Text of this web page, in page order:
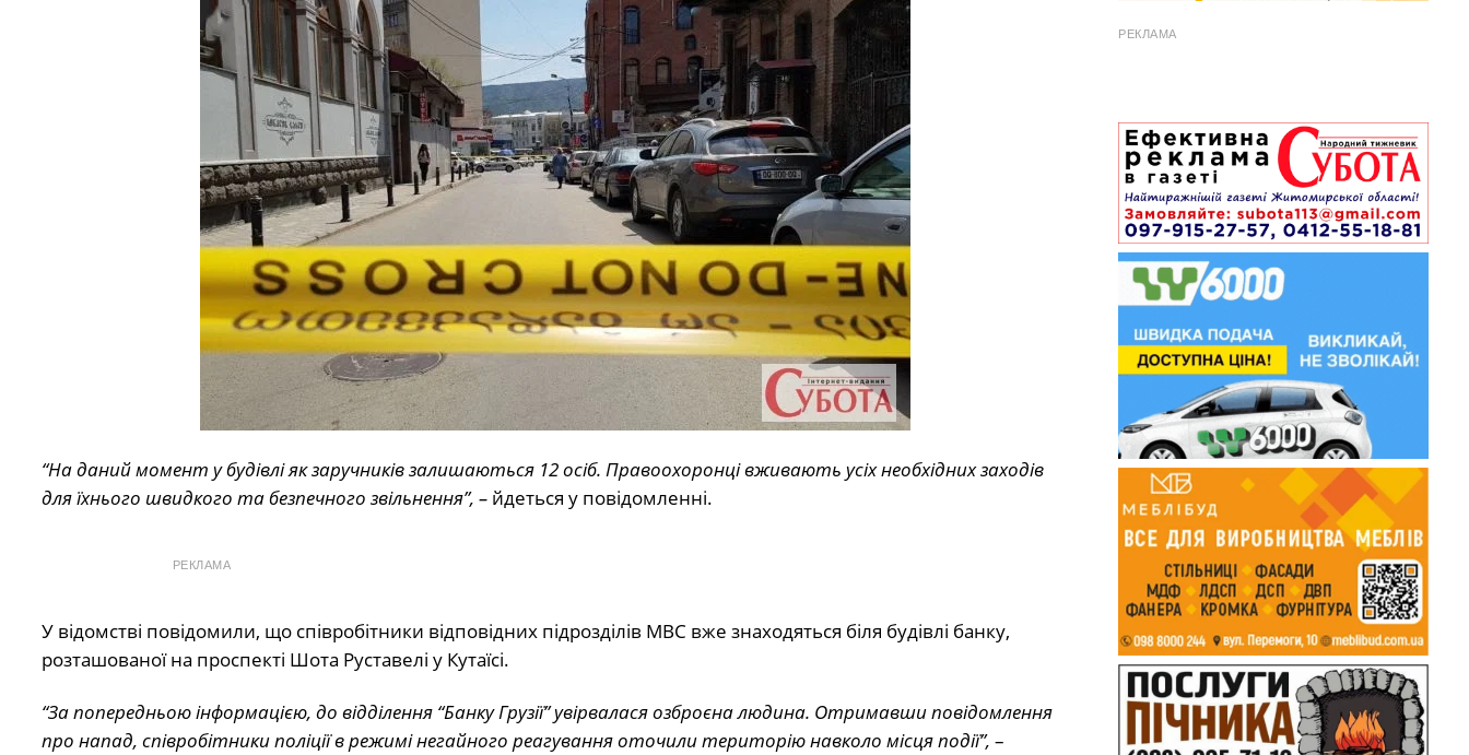
“На даний момент у будівлі як заручників залишаються 12 осіб. Правоохоронці вживають усіх необхідних заходів
для їхнього швидкого та безпечного звільнення”, –йдеться у повідомленні.
РЕКЛАМА
У відомстві повідомили, що співробітники відповідних підрозділів МВС вже знаходяться біля будівлі банку,
розташованої на проспекті Шота Руставелі у Кутаїсі.
“За попередньою інформацією, до відділення “Банку Грузії” увірвалася озброєна людина. Отримавши повідомлення
про напад, співробітники поліції в режимі негайного реагування оточили територію навколо місця події”, –
РЕКЛАМА